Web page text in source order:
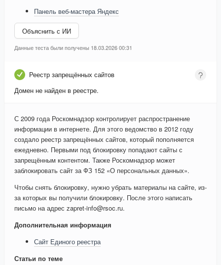
Панель веб-мастера Яндекс
Объяснить с ИИ
Данные теста были получены 18.03.2026 00:31
Реестр запрещённых сайтов
Домен не найден в реестре.
С 2009 года Роскомнадзор контролирует распространение
информации в интернете. Для этого ведомство в 2012 году
создало реестр запрещённых сайтов, который пополняется
ежедневно. Первыми под блокировку попадают сайты с
запрещённым контентом. Также Роскомнадзор может
заблокировать сайт за ФЗ 152 «О персональных данных».
Чтобы снять блокировку, нужно убрать материалы на сайте, из-
за которых вы получили блокировку. После этого написать
письмо на адрес zapret-info@rsoc.ru.
Дополнительная информация
Сайт Единого реестра
Статьи по теме